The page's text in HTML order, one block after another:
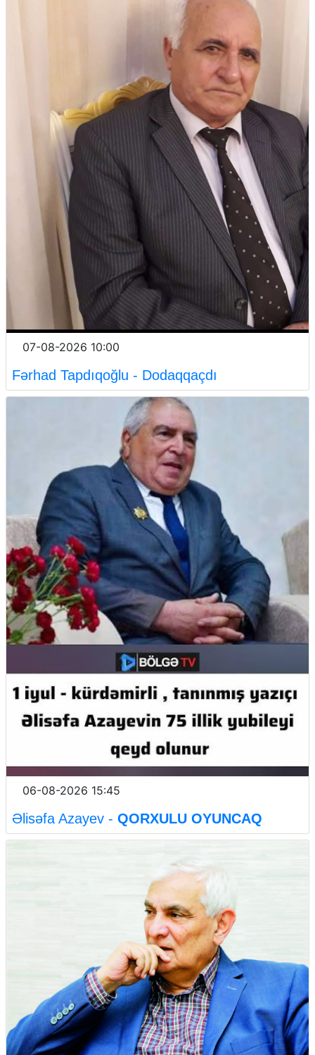
07-08-2026 10:00
Fərhad Tapdıqoğlu - Dodaqqaçdı
06-08-2026 15:45
Əlisəfa Azayev - QORXULU OYUNCAQ